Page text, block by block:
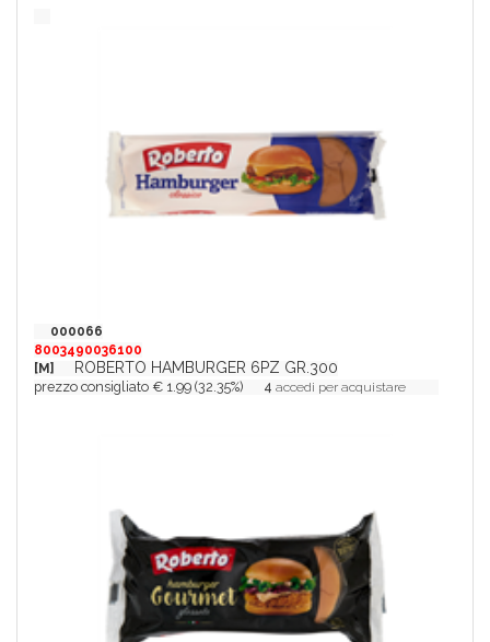
000066
8003490036100
[M]
ROBERTO HAMBURGER 6PZ GR.300
prezzo consigliato € 1.99 (32.35%) 4 accedi per acquistare